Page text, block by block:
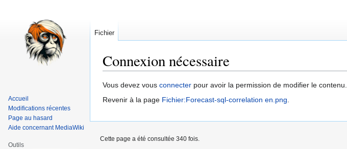
Connexion nécessaire
Aller
à
Aller
à
Vous devez vous connecter pour avoir la permission de modifier le contenu.
Revenir à la page Fichier:Forecast-sql-correlation en.png.
Fichier
Accueil
Modifications récentes
Page au hasard
Aide concernant MediaWiki
Outils
Cette page a été consultée 340 fois.